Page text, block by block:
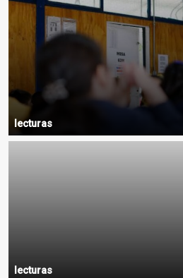
lecturas
lecturas